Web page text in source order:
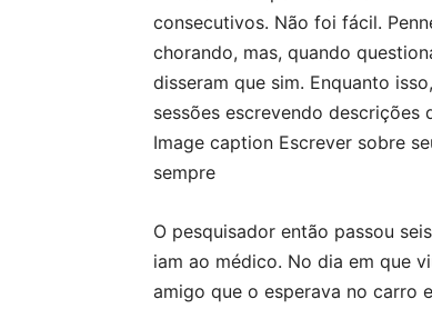
consecutivos. Não foi fácil.
chorando, mas, quando
disseram que sim. Enquanto
sessões escrevendo descrições
Image caption Escrever sobre
sempre
O pesquisador então passou
iam ao médico. No dia em que
amigo que o esperava no carro